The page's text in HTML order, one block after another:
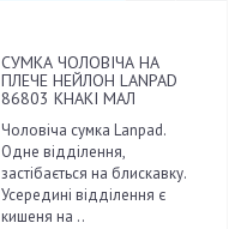
СУМКА ЧОЛОВІЧА НА
ПЛЕЧЕ НЕЙЛОН LANPAD
86803 KHAKI МАЛ
Чоловіча сумка Lanpad.
Одне відділення,
застібається на блискавку.
Усередині відділення є
кишеня на ..